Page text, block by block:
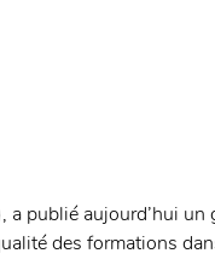
publié aujourd’hui
des formations